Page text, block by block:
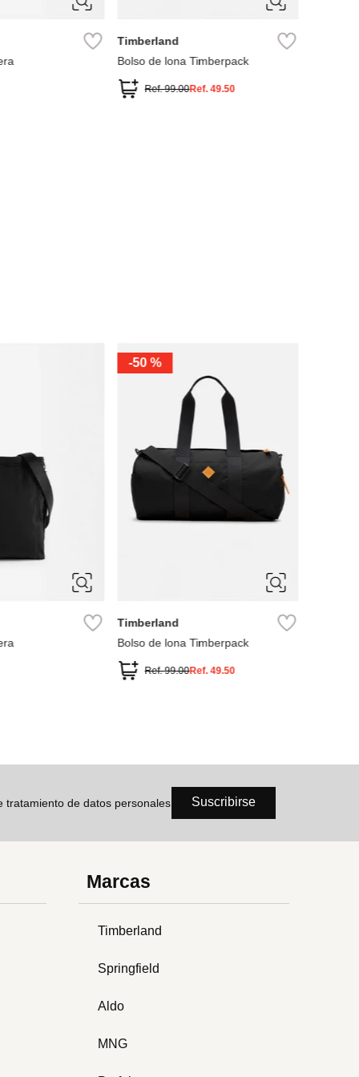
Timberland
Bolso de lona Timberpack
Ref.99.00Ref.49.50
-50 %
Timberland
Bolso de lona Timberpack
Ref.99.00Ref.49.50
tratamiento de datos personales Suscribirse
Marcas
Timberland
Springfield
Aldo
MNG